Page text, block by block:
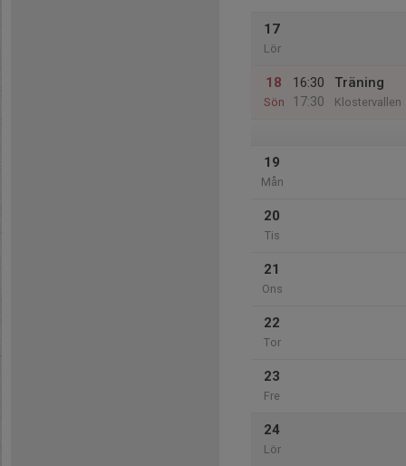
17
Lör
18
Sön
16:30
17:30
Träning
Klostervallen
19
Mån
20
Tis
21
Ons
22
Tor
23
Fre
24
Lör